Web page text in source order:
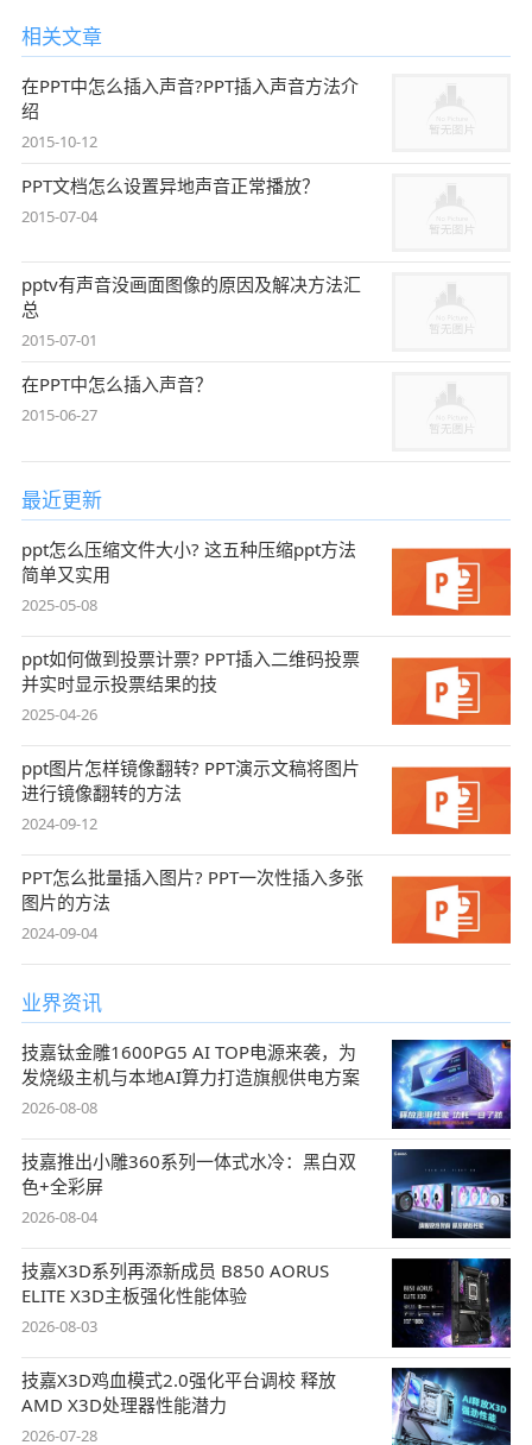
相关文章
在PPT中怎么插入声音?PPT插入声音方法介
绍
2015-10-12
PPT文档怎么设置异地声音正常播放？
2015-07-04
pptv有声音没画面图像的原因及解决方法汇
总
2015-07-01
在PPT中怎么插入声音？
2015-06-27
最近更新
ppt怎么压缩文件大小? 这五种压缩ppt方法
简单又实用
2025-05-08
ppt如何做到投票计票? PPT插入二维码投票
并实时显示投票结果的技
2025-04-26
ppt图片怎样镜像翻转? PPT演示文稿将图片
进行镜像翻转的方法
2024-09-12
PPT怎么批量插入图片? PPT一次性插入多张
图片的方法
2024-09-04
业界资讯
技嘉钛金雕1600PG5 AI TOP电源来袭，为
发烧级主机与本地AI算力打造旗舰供电方案
2026-08-08
技嘉推出小雕360系列一体式水冷：黑白双
色+全彩屏
2026-08-04
技嘉X3D系列再添新成员 B850 AORUS
ELITE X3D主板强化性能体验
2026-08-03
技嘉X3D鸡血模式2.0强化平台调校 释放
AMD X3D处理器性能潜力
2026-07-28